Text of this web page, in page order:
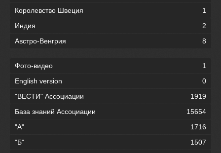
Королевство Швеция
1
Индия
2
Австро-Венгрия
8
Фото-видео
1
English version
0
"ВЕСТИ" Ассоциации
1919
База знаний Ассоциации
15654
"А"
1716
"Б"
1507